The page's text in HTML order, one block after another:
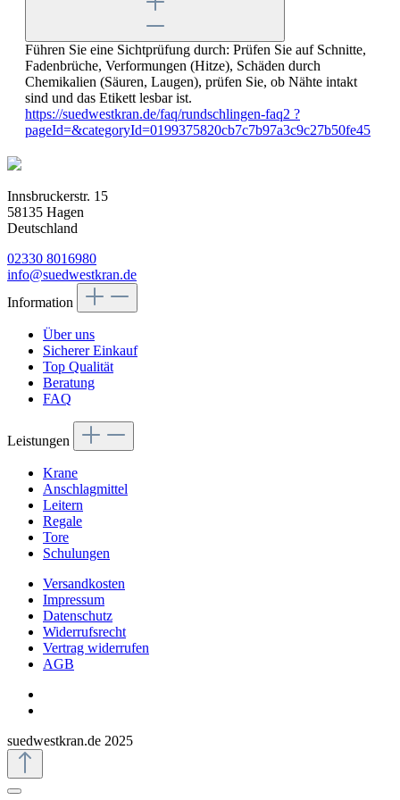
Führen Sie eine Sichtprüfung durch: Prüfen Sie auf Schnitte,
Fadenbrüche, Verformungen (Hitze), Schäden durch
Chemikalien (Säuren, Laugen), prüfen Sie, ob Nähte intakt
sind und das Etikett lesbar ist.
https://suedwestkran.de/faq/rundschlingen-faq2 ?
pageId=&categoryId=0199375820cb7c7b97a3c9c27b50fe45
Innsbruckerstr. 15
58135 Hagen
Deutschland
02330 8016980
info@suedwestkran.de
Information
Über uns
Sicherer Einkauf
Top Qualität
Beratung
FAQ
Leistungen
Krane
Anschlagmittel
Leitern
Regale
Tore
Schulungen
Versandkosten
Impressum
Datenschutz
Widerrufsrecht
Vertrag widerrufen
AGB
suedwestkran.de 2025